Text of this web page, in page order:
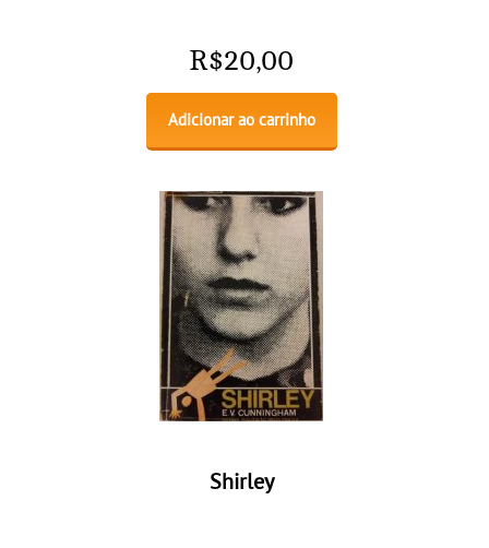
R$20,00
Adicionar ao carrinho
Shirley